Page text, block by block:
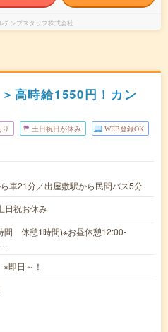
テンプスタッフ株式会社
高時給1550円！カン
土日祝日が休み WEB登録OK
車21分／出屋敷駅から民間バス5分
日祝お休み
間 休憩1時間)※お昼休憩12:00-
…
即日～！